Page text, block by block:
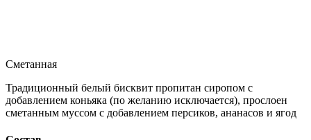
Сметанная
Традиционный белый бисквит пропитан сиропом с
добавлением коньяка (по желанию исключается), прослоен
сметанным муссом с добавлением персиков, ананасов и ягод